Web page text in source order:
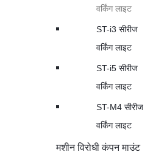
वर्किंग लाइट
ST-i3 सीरीज
वर्किंग लाइट
ST-i5 सीरीज
वर्किंग लाइट
ST-M4 सीरीज
वर्किंग लाइट
मशीन विरोधी कंपन माउंट